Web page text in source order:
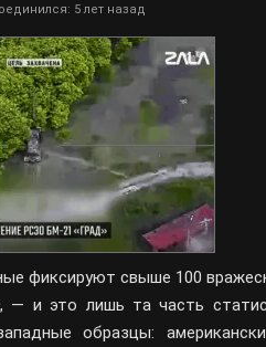
5 лет назад
фиксируют свыше 100
— и это лишь та часть
образцы: